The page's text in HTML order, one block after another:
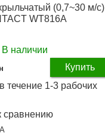
(0,7~30 м/с)
WT816A
В наличии
Купить
течение 1-3 рабочих
сравнению